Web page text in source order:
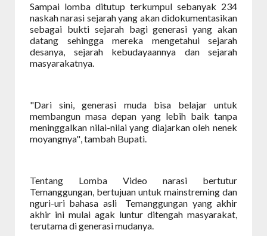
Sampai lomba ditutup terkumpul sebanyak 234
naskah narasi sejarah yang akan didokumentasikan
sebagai bukti sejarah bagi generasi yang akan
datang sehingga mereka mengetahui sejarah
desanya, sejarah kebudayaannya dan sejarah
masyarakatnya.
"Dari sini, generasi muda bisa belajar untuk
membangun masa depan yang lebih baik tanpa
meninggalkan nilai-nilai yang diajarkan oleh nenek
moyangnya",tambah Bupati.
Tentang Lomba Video narasi bertutur
Temanggungan, bertujuan untuk mainstreming dan
nguri-uri bahasa asli
Temanggungan yang akhir
akhir ini mulai agak luntur ditengah masyarakat,
terutama di generasi mudanya.